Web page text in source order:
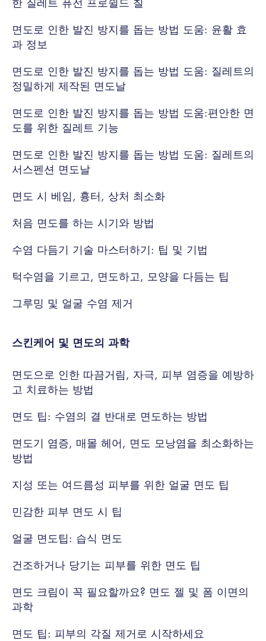
면도로 인한 발진 방지를 돕는 방법 도움: 윤활 효
과 정보
면도로 인한 발진 방지를 돕는 방법 도움: 질레트의
정밀하게 제작된 면도날
면도로 인한 발진 방지를 돕는 방법 도움:편안한 면
도를 위한 질레트 기능
면도로 인한 발진 방지를 돕는 방법 도움: 질레트의
서스펜션 면도날
면도 시 베임, 흉터, 상처 최소화
처음 면도를 하는 시기와 방법
수염 다듬기 기술 마스터하기: 팁 및 기법
턱수염을 기르고, 면도하고, 모양을 다듬는 팁
그루밍 및 얼굴 수염 제거
스킨케어 및 면도의 과학
면도으로 인한 따끔거림, 자극, 피부 염증을 예방하
고 치료하는 방법
면도 팁: 수염의 결 반대로 면도하는 방법
면도기 염증, 매몰 헤어, 면도 모낭염을 최소화하는
방법
지성 또는 여드름성 피부를 위한 얼굴 면도 팁
민감한 피부 면도 시 팁
얼굴 면도팁: 습식 면도
건조하거나 당기는 피부를 위한 면도 팁
면도 크림이 꼭 필요할까요? 면도 젤 및 폼 이면의
과학
면도 팁: 피부의 각질 제거로 시작하세요